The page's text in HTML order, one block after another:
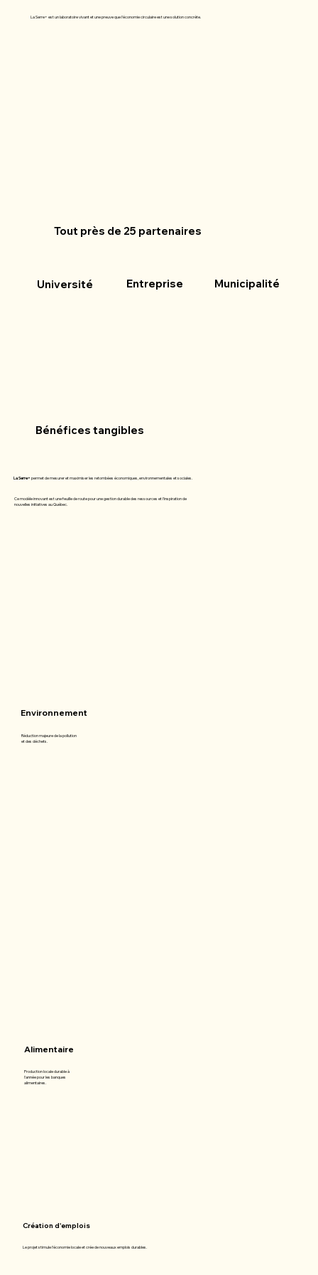
La Serre+ est un laboratoire vivant et une preuve que l'économie circulaire est une solution concrète.
Tout près de 25 partenaires
Université Entreprise Municipalité
Bénéfices tangibles
La Serre+ permet de mesurer et maximiser les retombées économiques, environnementales et sociales.
Ce modèle innovant est une feuille de route pour une gestion durable des ressources et l'inspiration de
nouvelles initiatives au Québec.
Environnement
Réduction majeure de la pollution
et des déchets.​
Alimentaire
Production locale durable à
l'année pour les banques
alimentaires.​
Création d'emplois
Le projet stimule l'économie locale et crée de nouveaux emplois durables.​